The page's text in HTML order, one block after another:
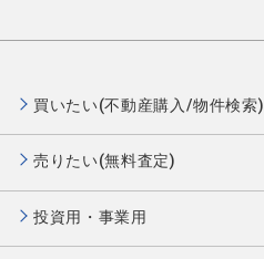
買いたい(不動産購入/物件検索)
売りたい(無料査定)
投資用・事業用